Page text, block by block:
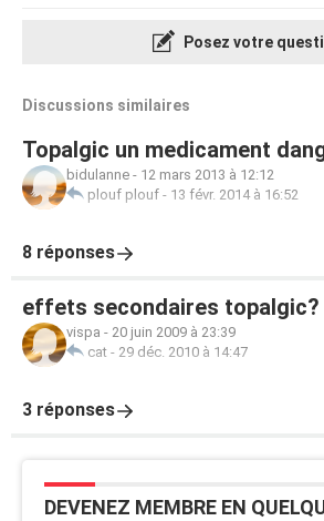
Posez votre
Discussions similaires
Topalgic un medicament
bidulanne - 12 mars 2013 à 12:12
plouf plouf - 13 févr. 2014 à 16:52
8 réponses
effets secondaires topalgic?
vispa - 20 juin 2009 à 23:39
cat - 29 déc. 2010 à 14:47
3 réponses
DEVENEZ MEMBRE EN